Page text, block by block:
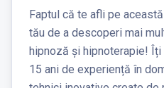
Faptul că te afli pe
tău de a descoperi mai
hipnoză și hipnoterapie!
15 ani de experiență în